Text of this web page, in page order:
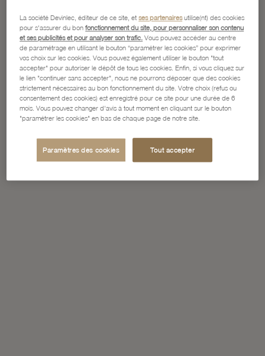
La société Devinlec, éditeur de ce site, etses partenairesutilise(nt) des cookies
pour s'assurer du bonfonctionnement du site, pour personnaliser son contenu
et ses publicités et pour analyser son trafic. Vous pouvez accéder au centre
de paramétrage en utilisant le bouton “paramétrer les cookies” pour exprimer
vos choix sur les cookies. Vous pouvez également utiliser le bouton "tout
accepter" pour autoriser le dépôt de tous les cookies. Enfin, si vous cliquez sur
le lien "continuer sans accepter", nous ne pourrons déposer que des cookies
strictement nécessaires au bon fonctionnement du site. Votre choix (refus ou
consentement des cookies) est enregistré pour ce site pour une durée de 6
mois. Vous pouvez changer d'avis à tout moment en cliquant sur le bouton
"paramétrer les cookies" en bas de chaque page de notre site.
Paramètres des cookies Tout accepter